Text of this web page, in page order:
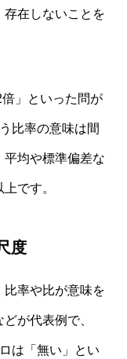
存在しないことを
」といった問が
比率の意味は間
平均や標準偏差な
です。
度
比率や比が意味を
が代表例で、
は「無い」とい